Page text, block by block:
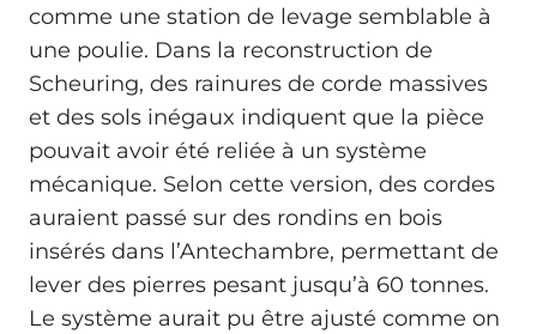
comme une station de levage semblable à
une poulie. Dans la reconstruction de
Scheuring, des rainures de corde massives
et des sols inégaux indiquent que la pièce
pouvait avoir été reliée à un système
mécanique. Selon cette version, des cordes
auraient passé sur des rondins en bois
insérés dans l’Antechambre, permettant de
lever des pierres pesant jusqu’à 60 tonnes.
Le système aurait pu être ajusté comme on